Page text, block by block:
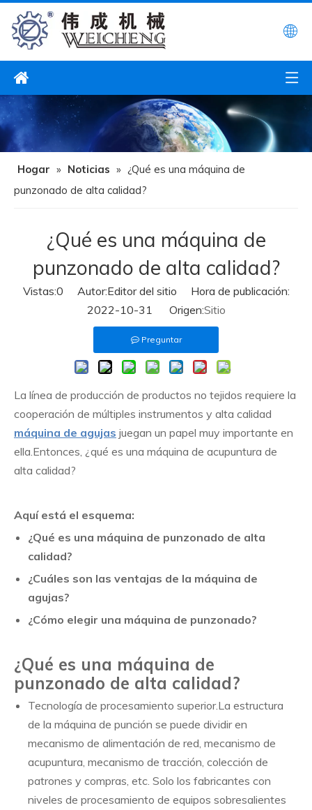
Hogar » Noticias » ¿Qué es una máquina de
punzonado de alta calidad?
¿Qué es una máquina de
punzonado de alta calidad?
Vistas:0 Autor:Editor del sitio Hora de publicación:
2022-10-31 Origen:Sitio
Preguntar
La línea de producción de productos no tejidos requiere la
cooperación de múltiples instrumentos y alta calidad
máquina de agujas juegan un papel muy importante en
ella.Entonces, ¿qué es una máquina de acupuntura de
alta calidad?
Aquí está el esquema:
¿Qué es una máquina de punzonado de alta
calidad?
¿Cuáles son las ventajas de la máquina de
agujas?
¿Cómo elegir una máquina de punzonado?
¿Qué es una máquina de
punzonado de alta calidad?
Tecnología de procesamiento superior.La estructura
de la máquina de punción se puede dividir en
mecanismo de alimentación de red, mecanismo de
acupuntura, mecanismo de tracción, colección de
patrones y compras, etc. Solo los fabricantes con
niveles de procesamiento de equipos sobresalientes